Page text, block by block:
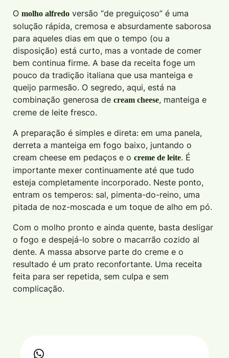
O molho alfredo versão “de preguiçoso” é uma
solução rápida, cremosa e absurdamente saborosa
para aqueles dias em que o tempo (ou a
disposição) está curto, mas a vontade de comer
bem continua firme. A base da receita foge um
pouco da tradição italiana que usa manteiga e
queijo parmesão. O segredo, aqui, está na
combinação generosa de cream cheese, manteiga e
creme de leite fresco.
A preparação é simples e direta: em uma panela,
derreta a manteiga em fogo baixo, juntando o
cream cheese em pedaços e o creme de leite. É
importante mexer continuamente até que tudo
esteja completamente incorporado. Neste ponto,
entram os temperos: sal, pimenta-do-reino, uma
pitada de noz-moscada e um toque de alho em pó.
Com o molho pronto e ainda quente, basta desligar
o fogo e despejá-lo sobre o macarrão cozido al
dente. A massa absorve parte do creme e o
resultado é um prato reconfortante. Uma receita
feita para ser repetida, sem culpa e sem
complicação.